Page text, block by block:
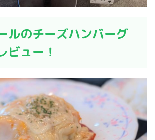
ルのチーズハンバーグ
ビュー！